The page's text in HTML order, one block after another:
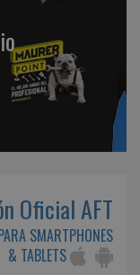
Oficial AFT
SMARTPHONES
& TABLETS